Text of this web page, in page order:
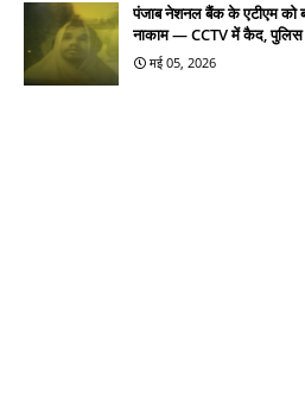
पंजाब नेशनल बैंक के एटीएम को
नाकाम — CCTV में कैद,
मई 05, 2026